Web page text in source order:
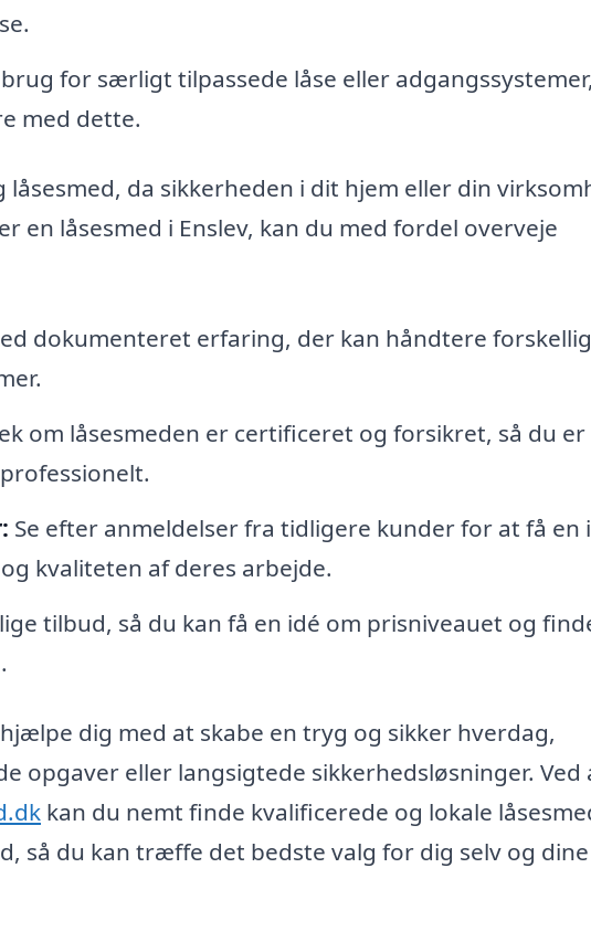
for særligt tilpassede låse eller adgangssystemer,
med dette.
da sikkerheden i dit hjem eller din
en låsesmed i Enslev, kan du med fordel overveje
dokumenteret erfaring, der kan håndtere
om låsesmeden er certificeret og forsikret, så du er
Se efter anmeldelser fra tidligere kunder for at få en
kvaliteten af deres arbejde.
tilbud, så du kan få en idé om prisniveauet og
dig med at skabe en tryg og sikker hverdag,
opgaver eller langsigtede sikkerhedsløsninger. Ved
kan du nemt finde kvalificerede og lokale
så du kan træffe det bedste valg for dig selv og dine